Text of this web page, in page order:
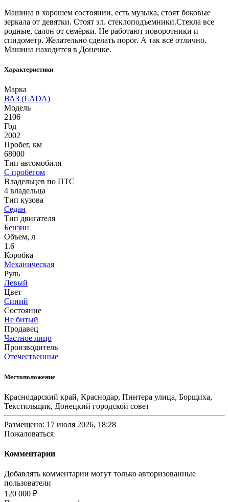
Машина в хорошем состоянии, есть музыка, стоят боковые
зеркала от девятки. Стоят эл. стеклоподъемники.Стекла все
родные, салон от семëрки. Не работают поворотники и
спидометр. Желательно сделать порог. А так всё отлично.
Машина находится в Донецке.
Характеристики
Марка
ВАЗ (LADA)
Модель
2106
Год
2002
Пробег, км
68000
Тип автомобиля
С пробегом
Владельцев по ПТС
4 владельца
Тип кузова
Седан
Тип двигателя
Бензин
Объем, л
1.6
Коробка
Механическая
Руль
Левый
Цвет
Синий
Состояние
Не битый
Продавец
Частное лицо
Производитель
Отечественные
Местоположение
Краснодарский край, Краснодар, Пинтера улица, Борщиха,
Текстильщик, Донецкий городской совет
Размещено: 17 июля 2026, 18:28
Пожаловаться
Комментарии
Добавлять комментарии могут только авторизованные
пользователи
120 000 ₽